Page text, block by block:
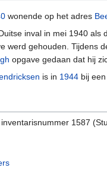
wonende op het adres
inval in mei 1940 als
werd gehouden. Tijdens
opgave gedaan dat hij
is in 1944 bij
, inventarisnummer 1587